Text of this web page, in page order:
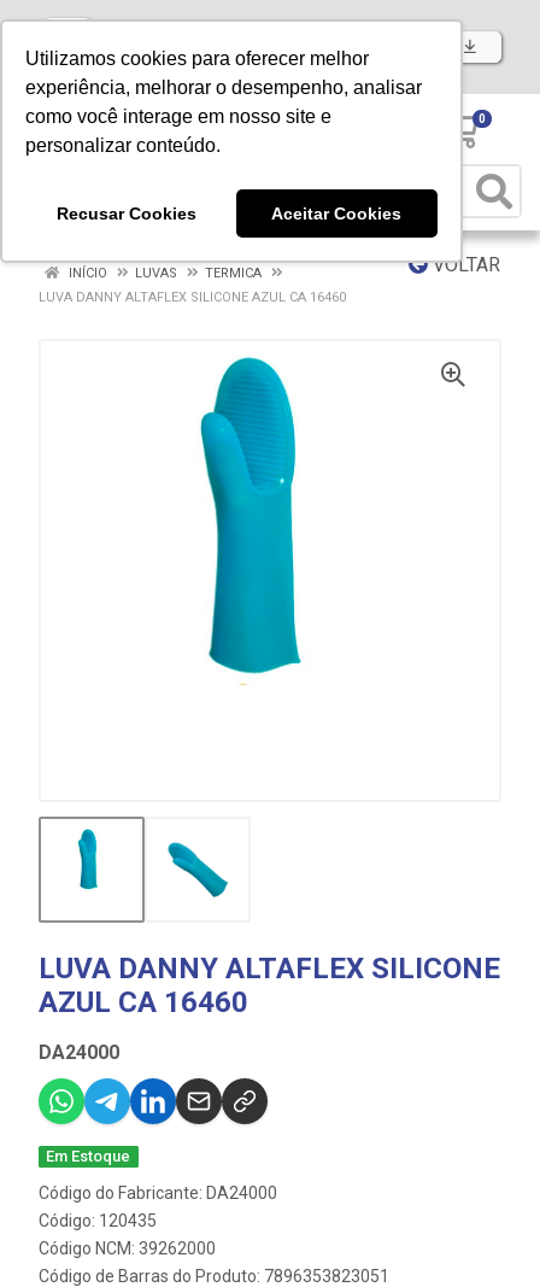
Utilizamos cookies para oferecer melhor
experiência, melhorar o desempenho, analisar
como você interage em nosso site e
personalizar conteúdo.
Recusar Cookies Aceitar Cookies
Baixe já nosso APP
0
VOLTAR
INÍCIO LUVAS
TERMICA
LUVA DANNY ALTAFLEX SILICONE AZUL CA 16460
LUVA DANNY ALTAFLEX SILICONE
AZUL CA 16460
DA24000
Em Estoque
Código do Fabricante: DA24000
Código: 120435
Código NCM: 39262000
Código de Barras do Produto: 7896353823051